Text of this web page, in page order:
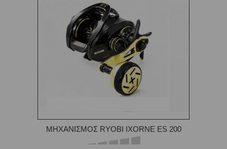
ΜΗΧΑΝΙΣΜΟΣ RYOBI IXORNE ES 200